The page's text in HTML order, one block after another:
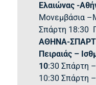
Ελαιώνας -
Μονεμβάσια
Σπάρτη 18:30
ΑΘΗΝΑ-
Πειραιάς –
10:30 Σπάρτη
10:30 Σπάρτη